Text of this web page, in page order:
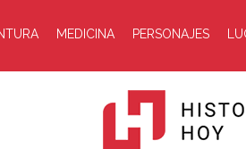
MEDICINA PERSONAJES